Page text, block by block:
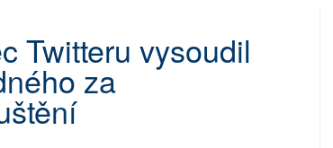
Twitteru vysoudil
za